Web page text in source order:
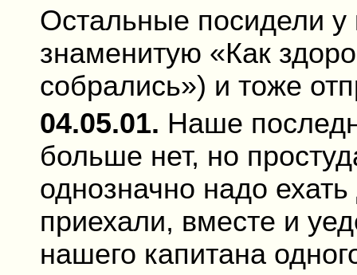
Остальные посидели у
знаменитую «Как
собрались») и тоже
04.05.01. Наше
больше нет, но
однозначно надо
приехали, вместе и
нашего капитана